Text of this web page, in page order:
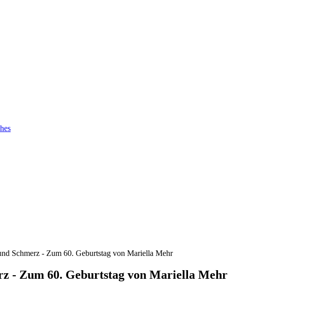
Schmerz - Zum 60. Geburtstag von Mariella Mehr
- Zum 60. Geburtstag von Mariella Mehr